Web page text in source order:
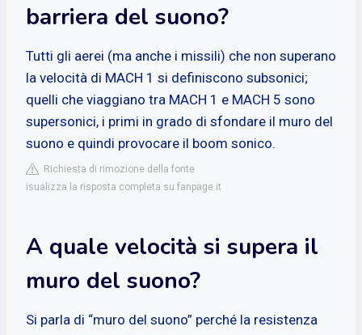
barriera del suono?
Tutti gli aerei (ma anche i missili) che non superano
la velocità di MACH 1 si definiscono subsonici;
quelli che viaggiano tra MACH 1 e MACH 5 sono
supersonici, i primi in grado di sfondare il muro del
suono e quindi provocare il boom sonico.
Richiesta di rimozione della fonte
isualizza la risposta completa su fanpage.it
A quale velocità si supera il
muro del suono?
Si parla di “muro del suono” perché la resistenza